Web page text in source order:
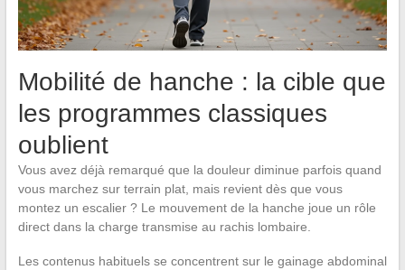
Mobilité de hanche : la cible que
les programmes classiques
oublient
Vous avez déjà remarqué que la douleur diminue parfois quand
vous marchez sur terrain plat, mais revient dès que vous
montez un escalier ? Le mouvement de la hanche joue un rôle
direct dans la charge transmise au rachis lombaire.
Les contenus habituels se concentrent sur le gainage abdominal